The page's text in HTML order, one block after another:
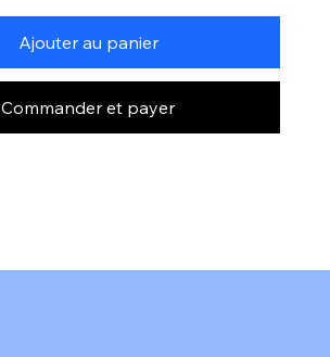
Ajouter au panier
Commander et payer